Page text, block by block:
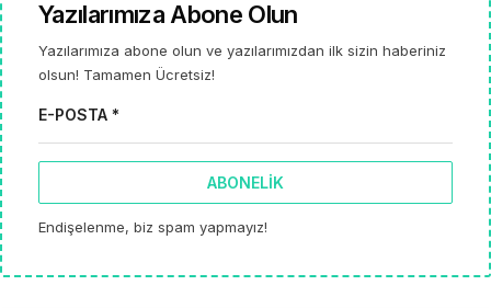
Yazılarımıza Abone Olun
Yazılarımıza abone olun ve yazılarımızdan ilk sizin haberiniz
olsun! Tamamen Ücretsiz!
E-POSTA *
ABONELIK
Endişelenme, biz spam yapmayız!